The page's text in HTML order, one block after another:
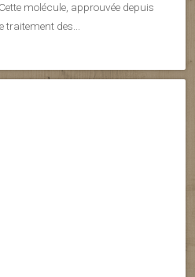
molécule, approuvée depuis
traitement des...